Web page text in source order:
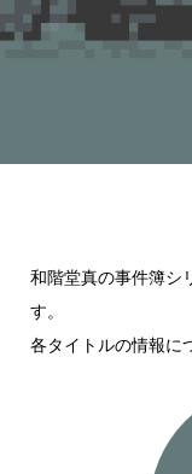
和階堂真の事件簿シ
す。
各タイトルの情報に